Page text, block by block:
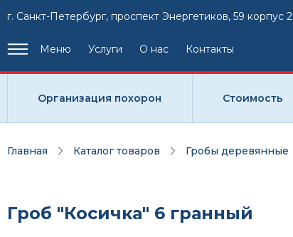
г. Санкт-Петербург, проспект Энергетиков, 59 корпус 2
Меню Услуги О нас Контакты
Организация похорон Стоимость
Главная Каталог товаров Гробы деревянные
Гроб "Косичка" 6 гранный